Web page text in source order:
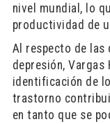
nivel mundial, lo
productividad de
Al respecto de las
depresión,
identificación de
trastorno
en tanto que se